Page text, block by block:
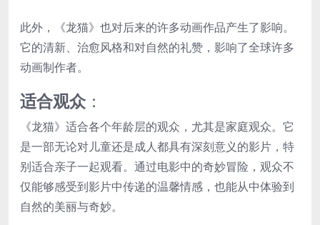
此外，《龙猫》也对后来的许多动画作品产生了影响。
它的清新、治愈风格和对自然的礼赞，影响了全球许多
动画制作者。
适合观众：
《龙猫》适合各个年龄层的观众，尤其是家庭观众。它
是一部无论对儿童还是成人都具有深刻意义的影片，特
别适合亲子一起观看。通过电影中的奇妙冒险，观众不
仅能够感受到影片中传递的温馨情感，也能从中体验到
自然的美丽与奇妙。